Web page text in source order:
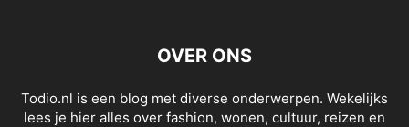
OVER ONS
Todio.nl is een blog met diverse onderwerpen. Wekelijks
lees je hier alles over fashion, wonen, cultuur, reizen en